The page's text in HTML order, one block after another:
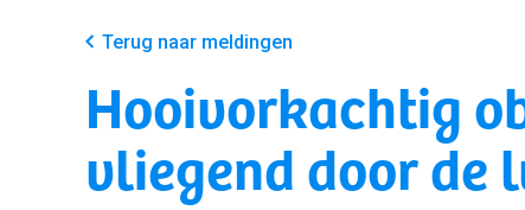
Terug naar meldingen
Hooivorkachtig
vliegend door de